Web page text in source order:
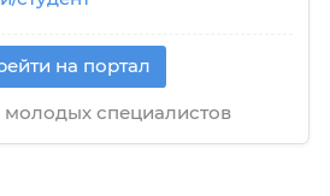
для оценки карьерных